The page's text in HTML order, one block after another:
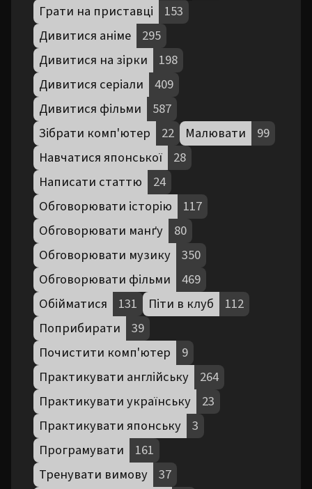
Грати на приставці
153
Дивитися аніме
295
Дивитися на зірки
198
Дивитися серіали
409
Дивитися фільми
587
Зібрати комп'ютер
22 Малювати
99
Навчатися японської
28
Написати статтю
24
Обговорювати історію
117
Обговорювати манґу
80
Обговорювати музику
350
Обговорювати фільми
469
Обійматися
131 Піти в клуб
112
Поприбирати
39
Почистити комп'ютер
9
Практикувати англійську
264
Практикувати українську
23
Практикувати японську
3
Програмувати
161
Тренувати вимову
37